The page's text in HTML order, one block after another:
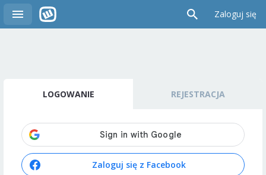
Zaloguj się
LOGOWANIE REJESTRACJA
Zaloguj się z Facebook